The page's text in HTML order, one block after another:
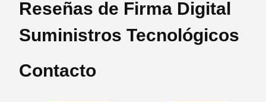
Reseñas de Firma Digital
Suministros Tecnológicos
Contacto